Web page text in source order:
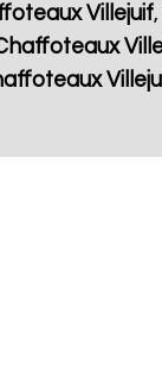
Villejuif